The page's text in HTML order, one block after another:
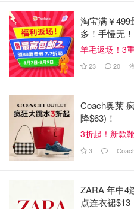
床之后，我还是可以用太湖雪
因为太湖雪拥有自己的一万
现代蚕桑产业基地，全程的
放心。这个5A级蚕丝被用的
育优质的蚕宝宝的
遵循传统手法手工拉制，保证
韧性，透气性好
。如图中所
造，全都是软绵绵的，手感
淘宝满￥499
多！手慢无！
羊毛返场！3
23 20
Coach奥莱
降$63)！
3折起！新款
3
ZARA 年中4
点连衣裙$13